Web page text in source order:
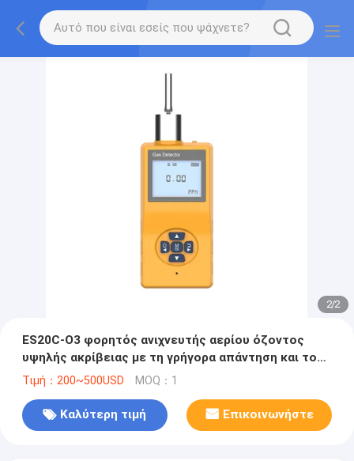
2/2
ES20C-O3 φορητός ανιχνευτής αερίου όζοντος
υψηλής ακρίβειας με τη γρήγορα απάντηση και το
ψήφισμα 0,01 PPM
Τιμή：200~500USD MOQ：1
Καλύτερη τιμή Επικοινωνήστε